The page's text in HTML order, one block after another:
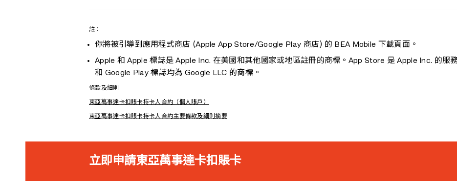
每個個人綜合戶口僅限連接一張多貨幣扣賬卡。本卡不設附屬卡。不適用於聯名戶口、公司
戶口。
2.選擇「到期日」
3.輸入自動櫃員機密碼 (六位數字)
4.輸入「i-Token 密碼」或使用生物識別驗證
完成啟動
註：
你將被引導到應用程式商店 (Apple App Store/Google Play 商店) 的 BEA Mobile 下載頁面。
Apple 和 Apple 標誌是 Apple Inc. 在美國和其他國家或地區註冊的商標。App Store 是 Apple Inc. 的服
和 Google Play 標誌均為 Google LLC 的商標。
條款及細則:
東亞萬事達卡扣賬卡持卡人合約（個人賬戶）
東亞萬事達卡扣賬卡持卡人合約主要條款及細則摘要
立即申請東亞萬事達卡扣賬卡